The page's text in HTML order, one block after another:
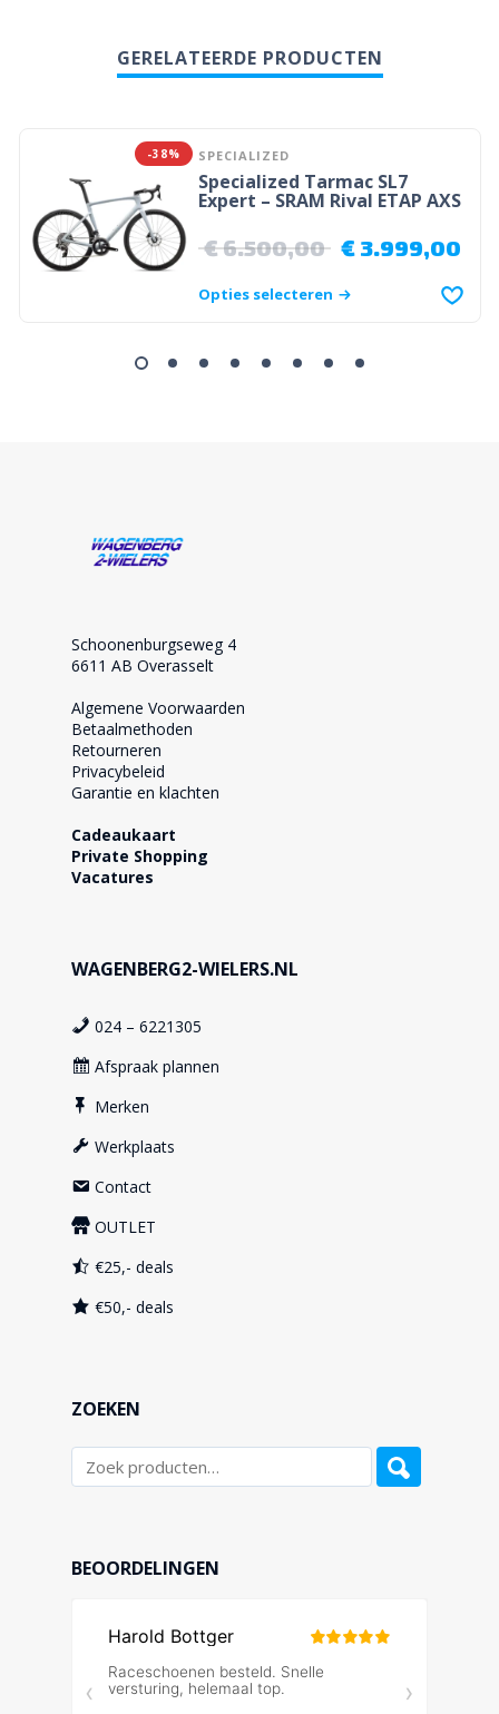
GERELATEERDE PRODUCTEN
-38% SPECIALIZED
Specialized Tarmac SL7
Expert – SRAM Rival ETAP AXS
€6.500,00 €3.999,00
Opties selecteren
Schoonenburgseweg 4
6611 AB Overasselt
Algemene Voorwaarden
Betaalmethoden
Retourneren
Privacybeleid
Garantie en klachten
Cadeaukaart
Private Shopping
Vacatures
WAGENBERG2-WIELERS.NL
024 – 6221305
Afspraak plannen
Merken
Werkplaats
Contact
OUTLET
€25,- deals
€50,- deals
ZOEKEN
BEOORDELINGEN